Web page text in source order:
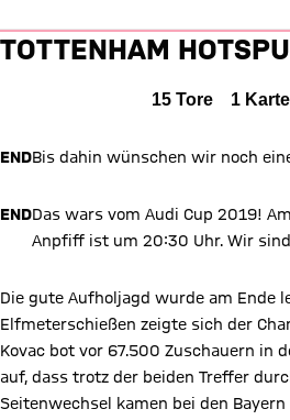
6 zu 5 Im Elfmeterschießen
Liveticker:
TOTTENHAM
15 Tore 1
ENDBis dahin wünschen wir noch
ENDDas wars vom Audi Cup 2019!
Anpfiff ist um 20:30 Uhr. Wir
Die gute Aufholjagd wurde am Ende
Elfmeterschießen zeigte sich der
Kovac bot vor 67.500 Zuschauern in
auf, dass trotz der beiden Treffer
Seitenwechsel kamen bei den